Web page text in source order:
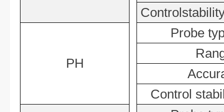
PH
Probe
Control